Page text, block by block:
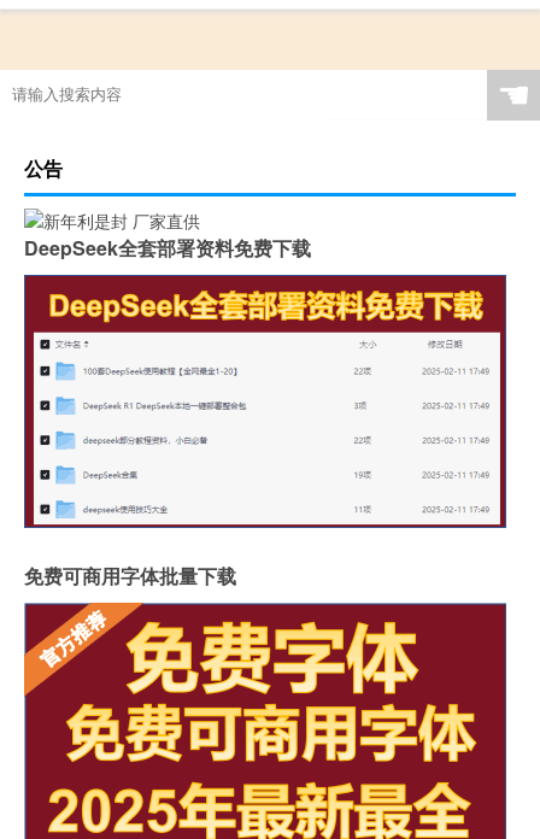
☚
公告
DeepSeek全套部署资料免费下载
免费可商用字体批量下载